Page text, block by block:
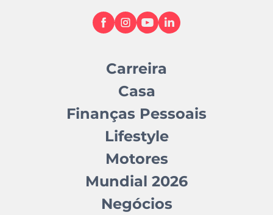
Carreira
Casa
Finanças Pessoais
Lifestyle
Motores
Mundial 2026
Negócios